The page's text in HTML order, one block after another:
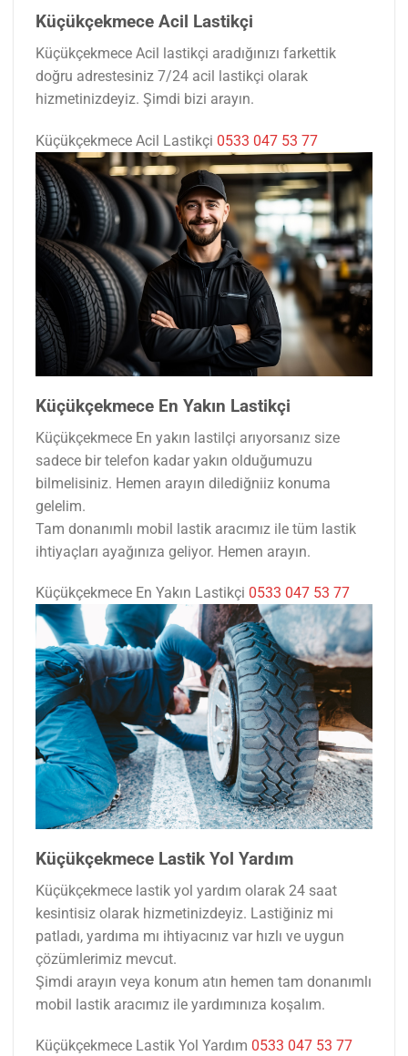
Küçükçekmece Acil Lastikçi
Küçükçekmece Acil lastikçi aradığınızı farkettik
doğru adrestesiniz 7/24 acil lastikçi olarak
hizmetinizdeyiz. Şimdi bizi arayın.
Küçükçekmece Acil Lastikçi 0533 047 53 77
Küçükçekmece En Yakın Lastikçi
Küçükçekmece En yakın lastilçi arıyorsanız size
sadece bir telefon kadar yakın olduğumuzu
bilmelisiniz. Hemen arayın dilediğniiz konuma
gelelim.
Tam donanımlı mobil lastik aracımız ile tüm lastik
ihtiyaçları ayağınıza geliyor. Hemen arayın.
Küçükçekmece En Yakın Lastikçi 0533 047 53 77
Küçükçekmece Lastik Yol Yardım
Küçükçekmece lastik yol yardım olarak 24 saat
kesintisiz olarak hizmetinizdeyiz. Lastiğiniz mi
patladı, yardıma mı ihtiyacınız var hızlı ve uygun
çözümlerimiz mevcut.
Şimdi arayın veya konum atın hemen tam donanımlı
mobil lastik aracımız ile yardımınıza koşalım.
Küçükçekmece Lastik Yol Yardım 0533 047 53 77